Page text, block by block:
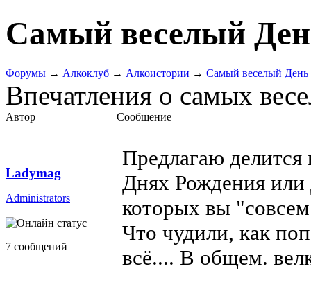
Самый веселый
Форумы → Алкоклуб → Алкоистории → Самый веселый День
Впечатления о самых
Автор Сообщение
Ladymag
Administrators
7 сообщений
Предлагаю
Днях Рождения
которых вы
Что чудили, как
всё.... В общем.